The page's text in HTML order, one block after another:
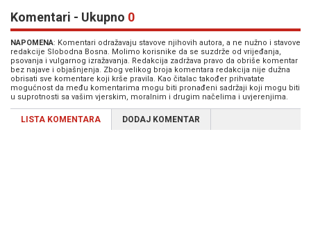
Komentari - Ukupno 0
NAPOMENA: Komentari odražavaju stavove njihovih autora, a ne nužno i stavove
redakcije Slobodna Bosna. Molimo korisnike da se suzdrže od vrijeđanja,
psovanja i vulgarnog izražavanja. Redakcija zadržava pravo da obriše komentar
bez najave i objašnjenja. Zbog velikog broja komentara redakcija nije dužna
obrisati sve komentare koji krše pravila. Kao čitalac također prihvatate
mogućnost da među komentarima mogu biti pronađeni sadržaji koji mogu biti
u suprotnosti sa vašim vjerskim, moralnim i drugim načelima i uvjerenjima.
LISTA KOMENTARA DODAJ KOMENTAR